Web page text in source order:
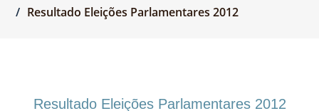
Resultado Eleições Parlamentares 2012
Resultado Eleições Parlamentares 2012